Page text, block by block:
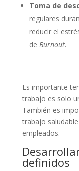
Toma de
regulares
reducir el
de Burnout.
Es importante
trabajo es solo
También es
trabajo
empleados.
definidos